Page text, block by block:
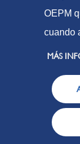
OEPM
cuando
MÁS